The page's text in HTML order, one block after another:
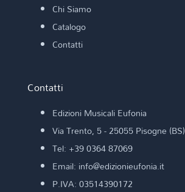
Chi Siamo
Catalogo
Contatti
Contatti
Edizioni Musicali Eufonia
Via Trento, 5 - 25055 Pisogne (BS)
Tel: +39 0364 87069
Email: info@edizionieufonia.it
P.IVA: 03514390172